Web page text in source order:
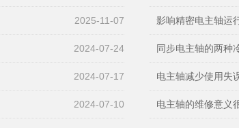
2025-11-07 影响精密电主轴运
2024-07-24 同步电主轴的两种
2024-07-17 电主轴减少使用失
2024-07-10 电主轴的维修意义